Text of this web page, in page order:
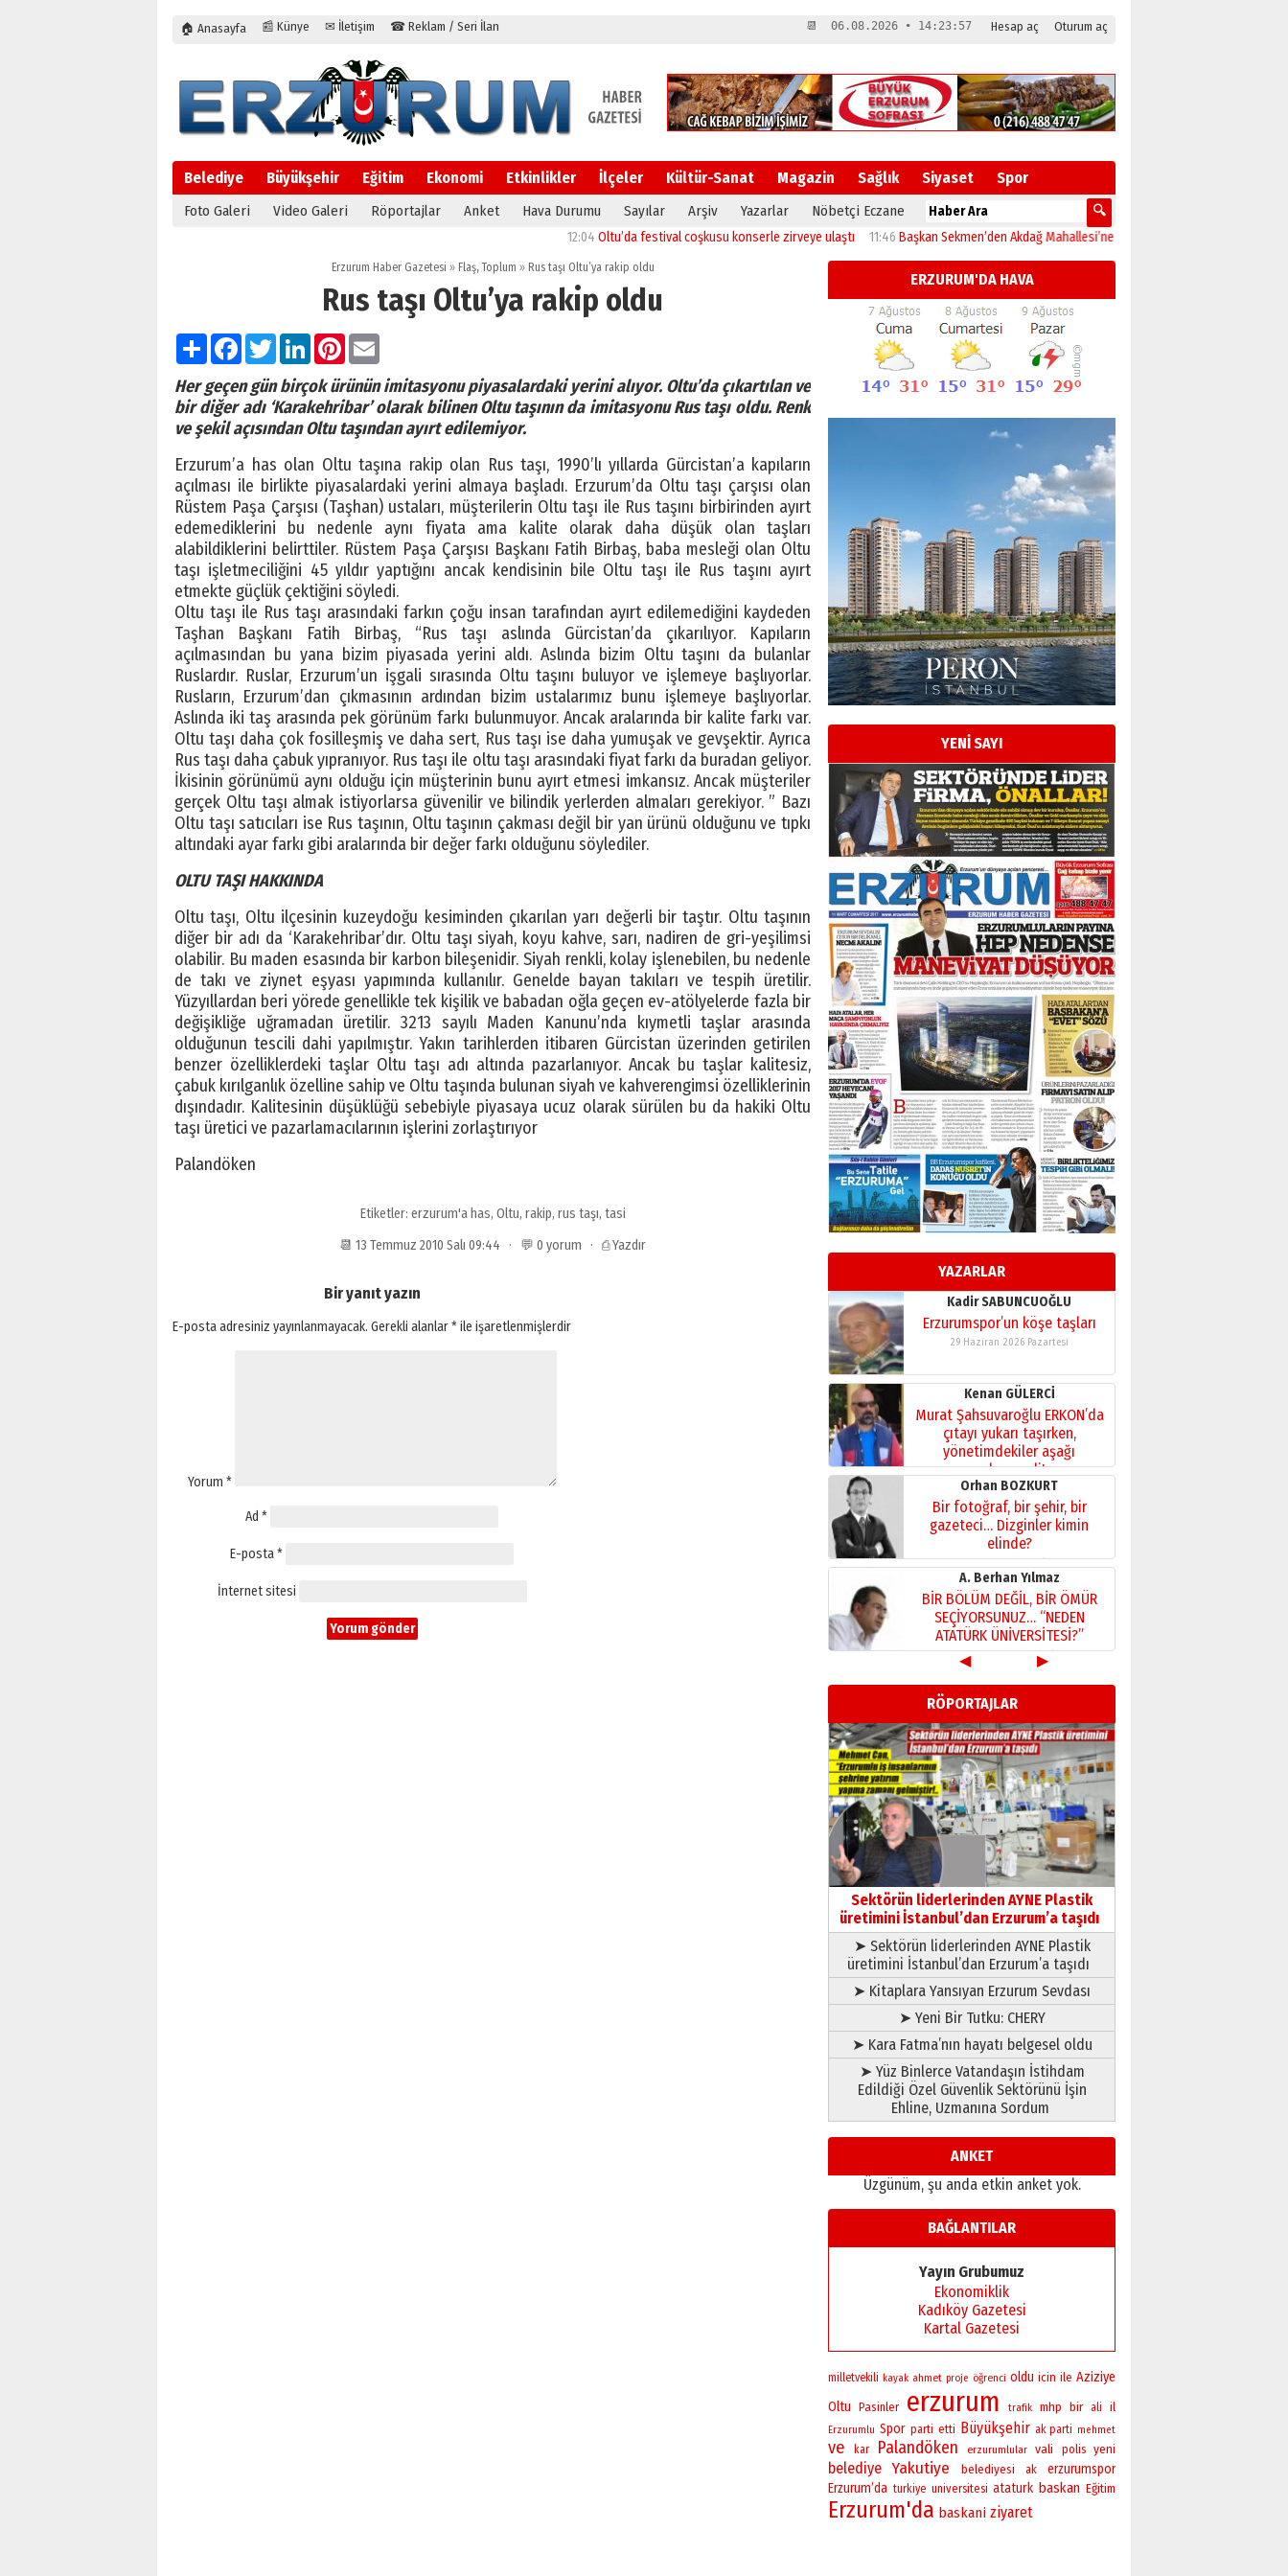
🏠 Anasayfa 📰 Künye ✉ İletişim ☎ Reklam / Seri İlan Hesap aç Oturum aç
📆 06.08.2026 • 14:23:58
Belediye Büyükşehir Eğitim Ekonomi Etkinlikler İlçeler Kültür-Sanat Magazin Sağlık Siyaset Spor
Foto Galeri Video Galeri Röportajlar Anket Hava Durumu Sayılar Arşiv Yazarlar Nöbetçi Eczane
Oltu’da festival coşkusu konserle zirveye ulaştı 11:46Başkan Sekmen’den Akdağ Mahallesi’ne çıkarma
Erzurum Haber Gazetesi » Flaş,Toplum »Rus taşı Oltu’ya rakip oldu
Rus taşı Oltu’ya rakip oldu
PaylaşFacebook
TwitterLinkedInPinterest
Her geçen gün birçok ürünün imitasyonu piyasalardaki yerini alıyor. Oltu’da çıkartılan ve
bir diğer adı ‘Karakehribar’ olarak bilinen Oltu taşının da imitasyonu Rus taşı oldu. Renk
ve şekil açısından Oltu taşından ayırt edilemiyor.
Erzurum’a has olan Oltu taşına rakip olan Rus taşı, 1990’lı yıllarda Gürcistan’a kapıların
açılması ile birlikte piyasalardaki yerini almaya başladı. Erzurum’da Oltu taşı çarşısı olan
Rüstem Paşa Çarşısı (Taşhan) ustaları, müşterilerin Oltu taşı ile Rus taşını birbirinden ayırt
edemediklerini bu nedenle aynı fiyata ama kalite olarak daha düşük olan taşları
alabildiklerini belirttiler. Rüstem Paşa Çarşısı Başkanı Fatih Birbaş, baba mesleği olan Oltu
taşı işletmeciliğini 45 yıldır yaptığını ancak kendisinin bile Oltu taşı ile Rus taşını ayırt
etmekte güçlük çektiğini söyledi.
Oltu taşı ile Rus taşı arasındaki farkın çoğu insan tarafından ayırt edilemediğini kaydeden
Taşhan Başkanı Fatih Birbaş, “Rus taşı aslında Gürcistan’da çıkarılıyor. Kapıların
açılmasından bu yana bizim piyasada yerini aldı. Aslında bizim Oltu taşını da bulanlar
Ruslardır. Ruslar, Erzurum’un işgali sırasında Oltu taşını buluyor ve işlemeye başlıyorlar.
Rusların, Erzurum’dan çıkmasının ardından bizim ustalarımız bunu işlemeye başlıyorlar.
Aslında iki taş arasında pek görünüm farkı bulunmuyor. Ancak aralarında bir kalite farkı var.
Oltu taşı daha çok fosilleşmiş ve daha sert, Rus taşı ise daha yumuşak ve gevşektir. Ayrıca
Rus taşı daha çabuk yıpranıyor. Rus taşı ile oltu taşı arasındaki fiyat farkı da buradan geliyor.
İkisinin görünümü aynı olduğu için müşterinin bunu ayırt etmesi imkansız. Ancak müşteriler
gerçek Oltu taşı almak istiyorlarsa güvenilir ve bilindik yerlerden almaları gerekiyor. ” Bazı
Oltu taşı satıcıları ise Rus taşının, Oltu taşının çakması değil bir yan ürünü olduğunu ve tıpkı
altındaki ayar farkı gibi aralarında bir değer farkı olduğunu söylediler.
OLTU TAŞI HAKKINDA
Oltu taşı, Oltu ilçesinin kuzeydoğu kesiminden çıkarılan yarı değerli bir taştır. Oltu taşının
diğer bir adı da ‘Karakehribar’dır. Oltu taşı siyah, koyu kahve, sarı, nadiren de gri-yeşilimsi
olabilir. Bu maden esasında bir karbon bileşenidir. Siyah renkli, kolay işlenebilen, bu nedenle
de takı ve ziynet eşyası yapımında kullanılır. Genelde bayan takıları ve tespih üretilir.
Yüzyıllardan beri yörede genellikle tek kişilik ve babadan oğla geçen ev-atölyelerde fazla bir
değişikliğe uğramadan üretilir. 3213 sayılı Maden Kanunu’nda kıymetli taşlar arasında
olduğunun tescili dahi yapılmıştır. Yakın tarihlerden itibaren Gürcistan üzerinden getirilen
benzer özelliklerdeki taşlar Oltu taşı adı altında pazarlanıyor. Ancak bu taşlar kalitesiz,
çabuk kırılganlık özelline sahip ve Oltu taşında bulunan siyah ve kahverengimsi özelliklerinin
dışındadır. Kalitesinin düşüklüğü sebebiyle piyasaya ucuz olarak sürülen bu da hakiki Oltu
taşı üretici ve pazarlamacılarının işlerini zorlaştırıyor
Palandöken
Etiketler: erzurum'a has, Oltu, rakip, rus taşı, tasi
📆 13 Temmuz 2010 Salı 09:44 · 💬 0 yorum · ⎙ Yazdır
Bir yanıt yazın
E-posta adresiniz yayınlanmayacak. Gerekli alanlar*ile işaretlenmişlerdir
Yorum *
Ad *
E-posta*
İnternet sitesi
ERZURUM'DA HAVA
YENİ SAYI
YAZARLAR
Esat BİNDESEN
Başkan Sekmen’den Erzurum’a
bir vizyon proje daha!
02 Ağustos 2026 Pazar
Kadir SABUNCUOĞLU
Erzurumspor’un köşe taşları
29 Haziran 2026 Pazartesi
Kenan GÜLERCİ
Murat Şahsuvaroğlu ERKON’da
çıtayı yukarı taşırken,
yönetimdekiler aşağı
çekmemeli!
17 Şubat 2026 SalıOrhan BOZKURT
Bir fotoğraf, bir şehir, bir
gazeteci… Dizginler kimin
elinde?
31 Mart 2026 Salı
A. Berhan Yılmaz
BİR BÖLÜM DEĞİL, BİR ÖMÜR
SEÇİYORSUNUZ… “NEDEN
ATATÜRK ÜNİVERSİTESİ?”
28 Temmuz 2026 Salı
Ahmet Gökhan YAZICI
Ahmed Yesevi’den bir
Alperen… ”Reisimiz” idi…
Hakka yürüdü.!
26 Mart 2026 Perşembe
Cem Bakırcı
Ardında bıraktığı hatıralarıyla
gönül adamı Faruk Terzioğlu!
13 Mayıs 2026 Çarşamba
Esat BİNDESEN
Başkan Sekmen’den Erzurum’a
bir vizyon proje daha!
02 Ağustos 2026 Pazar
Kadir SABUNCUOĞLU
Erzurumspor’un köşe taşları
29 Haziran 2026 Pazartesi
Kenan GÜLERCİ
Murat Şahsuvaroğlu ERKON’da
çıtayı yukarı taşırken,
yönetimdekiler aşağı
çekmemeli!
17 Şubat 2026 SalıOrhan BOZKURT
Bir fotoğraf, bir şehir, bir
gazeteci… Dizginler kimin
elinde?
31 Mart 2026 Salı
A. Berhan Yılmaz
BİR BÖLÜM DEĞİL, BİR ÖMÜR
SEÇİYORSUNUZ… “NEDEN
ATATÜRK ÜNİVERSİTESİ?”
28 Temmuz 2026 Salı
Ahmet Gökhan YAZICI
Ahmed Yesevi’den bir
Alperen… ”Reisimiz” idi…
Hakka yürüdü.!
26 Mart 2026 Perşembe
Cem Bakırcı
Ardında bıraktığı hatıralarıyla
gönül adamı Faruk Terzioğlu!
13 Mayıs 2026 Çarşamba
Esat BİNDESEN
Başkan Sekmen’den Erzurum’a
bir vizyon proje daha!
02 Ağustos 2026 Pazar
◀ ▶
RÖPORTAJLAR
Sektörün liderlerinden AYNE Plastik
üretimini İstanbul’dan Erzurum’a taşıdı
➤ Sektörün liderlerinden AYNE Plastik
üretimini İstanbul’dan Erzurum’a taşıdı
➤ Kitaplara Yansıyan Erzurum Sevdası
➤ Yeni Bir Tutku: CHERY
➤ Kara Fatma’nın hayatı belgesel oldu
➤ Yüz Binlerce Vatandaşın İstihdam
Edildiği Özel Güvenlik Sektörünü İşin
Ehline, Uzmanına Sordum
ANKET
Üzgünüm, şu anda etkin anket yok.
BAĞLANTILAR
Yayın Grubumuz
Ekonomiklik
Kadıköy Gazetesi
Kartal Gazetesi
milletvekili kayak ahmet proje öğrenci oldu icin ile Aziziye
Oltu Pasinler erzurum trafik mhp bir ali il
Erzurumlu Spor parti etti Büyükşehir ak parti mehmet
ve kar Palandöken erzurumlular vali polis yeni
belediye Yakutiye belediyesi ak
erzurumspor
Erzurum’da turkiye universitesi ataturk baskan Eğitim
Erzurum'da baskani ziyaret